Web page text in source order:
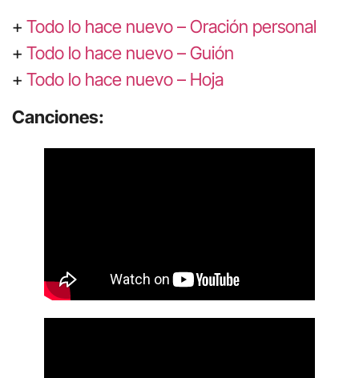
+ Todo lo hace nuevo – Oración personal
+ Todo lo hace nuevo – Guión
+ Todo lo hace nuevo – Hoja
Canciones: